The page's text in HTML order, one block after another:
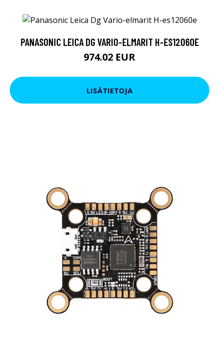
PANASONIC LEICA DG VARIO-ELMARIT H-ES12060E
974.02 EUR
LISÄTIETOJA